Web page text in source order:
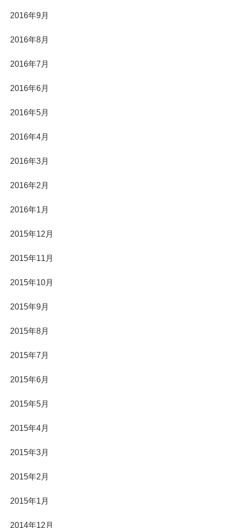
2016年9月
2016年8月
2016年7月
2016年6月
2016年5月
2016年4月
2016年3月
2016年2月
2016年1月
2015年12月
2015年11月
2015年10月
2015年9月
2015年8月
2015年7月
2015年6月
2015年5月
2015年4月
2015年3月
2015年2月
2015年1月
2014年12月